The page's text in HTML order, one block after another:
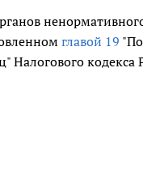
главой 19
Налогового